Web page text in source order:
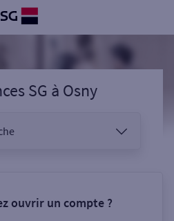
SG à Osny
ouvrir un compte ?